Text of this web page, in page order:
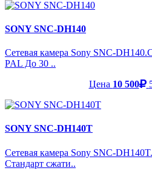
SONY SNC-DH140
Сетевая камера Sony SNC-
PAL До 30 ..
Цена 10 500
SONY SNC-DH140T
Сетевая камера Sony SNC-
Стандарт сжати..